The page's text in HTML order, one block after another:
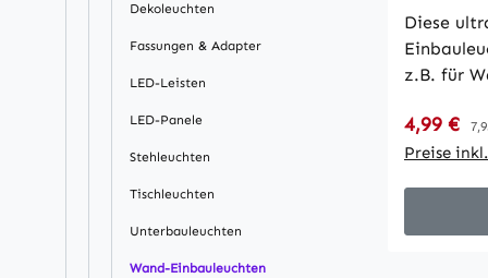
Dekoleuchten
Fassungen & Adapter
LED-Leisten
LED-Panele
Stehleuchten
Tischleuchten
Unterbauleuchten
Wand-Einbauleuchten
Diese
z.B. für
IP67
den
4,99 €
Preise